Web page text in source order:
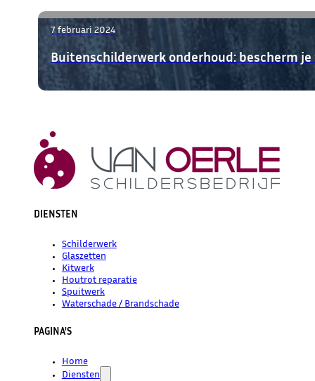
7 februari 2024
Buitenschilderwerk onderhoud: bescherm
DIENSTEN
Schilderwerk
Glaszetten
Kitwerk
Houtrot reparatie
Spuitwerk
Waterschade / Brandschade
PAGINA'S
Home
Diensten